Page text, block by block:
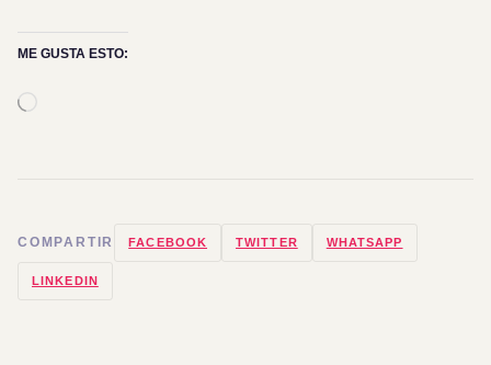
ME GUSTA ESTO:
COMPARTIR FACEBOOK TWITTER WHATSAPP
LINKEDIN